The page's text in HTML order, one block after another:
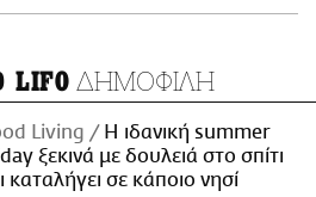
LIFO ΔΗΜΟΦΙΛΗ
Living
Η ιδανική summer
ξεκινά με δουλειά στο σπίτι
καταλήγει σε κάποιο νησί